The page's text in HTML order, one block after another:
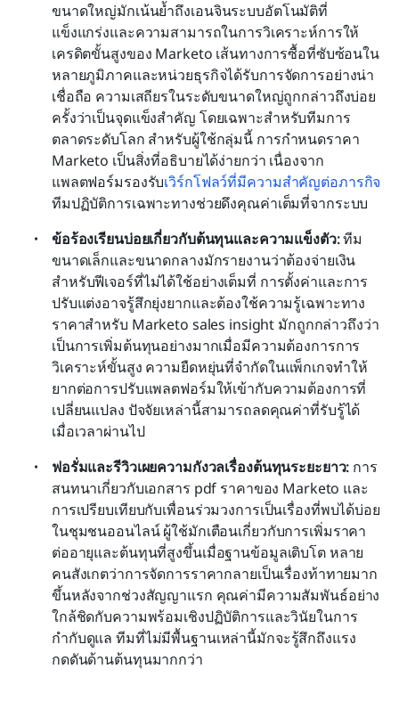
ขนาดใหญ่มักเน้นย้ำถึงเอนจินระบบอัตโนมัติที่
แข็งแกร่งและความสามารถในการวิเคราะห์การให้
เครดิตขั้นสูงของ Marketo เส้นทางการซื้อที่ซับซ้อนใน
หลายภูมิภาคและหน่วยธุรกิจได้รับการจัดการอย่างน่า
เชื่อถือ ความเสถียรในระดับขนาดใหญ่ถูกกล่าวถึงบ่อย
ครั้งว่าเป็นจุดแข็งสำคัญ โดยเฉพาะสำหรับทีมการ
ตลาดระดับโลก สำหรับผู้ใช้กลุ่มนี้ การกำหนดราคา
Marketo เป็นสิ่งที่อธิบายได้ง่ายกว่า เนื่องจาก
แพลตฟอร์มรองรับเวิร์กโฟลว์ที่มีความสำคัญต่อภารกิจ
ทีมปฏิบัติการเฉพาะทางช่วยดึงคุณค่าเต็มที่จากระบบ
ข้อร้องเรียนบ่อยเกี่ยวกับต้นทุนและความแข็งตัว: ทีม
ขนาดเล็กและขนาดกลางมักรายงานว่าต้องจ่ายเงิน
สำหรับฟีเจอร์ที่ไม่ได้ใช้อย่างเต็มที่ การตั้งค่าและการ
ปรับแต่งอาจรู้สึกยุ่งยากและต้องใช้ความรู้เฉพาะทาง
ราคาสำหรับ Marketo sales insight มักถูกกล่าวถึงว่า
เป็นการเพิ่มต้นทุนอย่างมากเมื่อมีความต้องการการ
วิเคราะห์ขั้นสูง ความยืดหยุ่นที่จำกัดในแพ็กเกจทำให้
ยากต่อการปรับแพลตฟอร์มให้เข้ากับความต้องการที่
เปลี่ยนแปลง ปัจจัยเหล่านี้สามารถลดคุณค่าที่รับรู้ได้
เมื่อเวลาผ่านไป
ฟอรั่มและรีวิวเผยความกังวลเรื่องต้นทุนระยะยาว: การ
สนทนาเกี่ยวกับเอกสาร pdf ราคาของ Marketo และ
การเปรียบเทียบกับเพื่อนร่วมวงการเป็นเรื่องที่พบได้บ่อย
ในชุมชนออนไลน์ ผู้ใช้มักเตือนเกี่ยวกับการเพิ่มราคา
ต่ออายุและต้นทุนที่สูงขึ้นเมื่อฐานข้อมูลเติบโต หลาย
คนสังเกตว่าการจัดการราคากลายเป็นเรื่องท้าทายมาก
ขึ้นหลังจากช่วงสัญญาแรก คุณค่ามีความสัมพันธ์อย่าง
ใกล้ชิดกับความพร้อมเชิงปฏิบัติการและวินัยในการ
กำกับดูแล ทีมที่ไม่มีพื้นฐานเหล่านี้มักจะรู้สึกถึงแรง
กดดันด้านต้นทุนมากกว่า